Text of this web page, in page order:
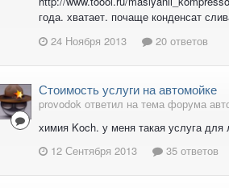
года. хватает. почаще конденсат
24 Ноября 2013
20 ответов
Стоимость услуги на автомойке
provodok ответил на тема форума
химия Koch. у меня такая услуга для
12 Сентября 2013
35 ответов